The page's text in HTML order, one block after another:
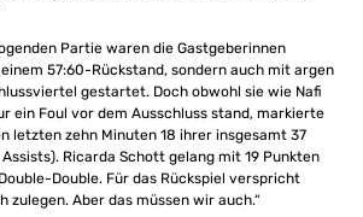
Partie waren die Gastgeberinnen
57:60-Rückstand, sondern auch mit argen
gestartet. Doch obwohl sie wie Nafi
ein Foul vor dem Ausschluss stand, markierte
letzten zehn Minuten 18 ihrer insgesamt 37
Ricarda Schott gelang mit 19 Punkten
Double. Für das Rückspiel verspricht
zulegen. Aber das müssen wir auch.“